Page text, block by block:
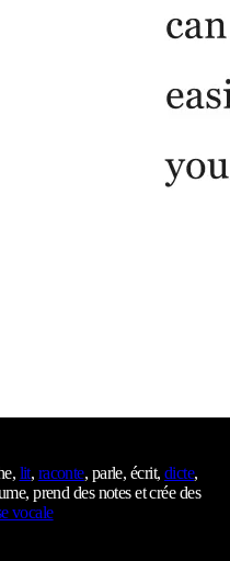
lit, raconte, parle, écrit, dicte,
prend des notes et crée des
vocale